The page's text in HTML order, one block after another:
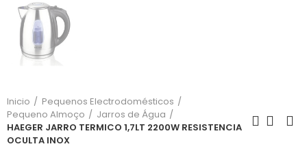
Inicio
Pequenos Electrodomésticos
Pequeno Almoço
Jarros de Água
HAEGER JARRO TERMICO 1,7LT 2200W RESISTENCIA
OCULTA INOX